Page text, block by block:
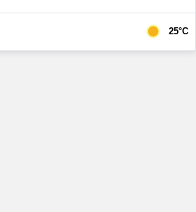
25°C